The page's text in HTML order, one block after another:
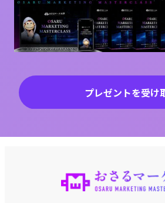
プレゼントを受け